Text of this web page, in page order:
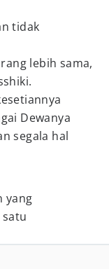
tidak
lebih sama,
Dewanya
segala hal
yang